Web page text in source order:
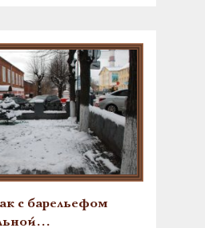
с барельефом